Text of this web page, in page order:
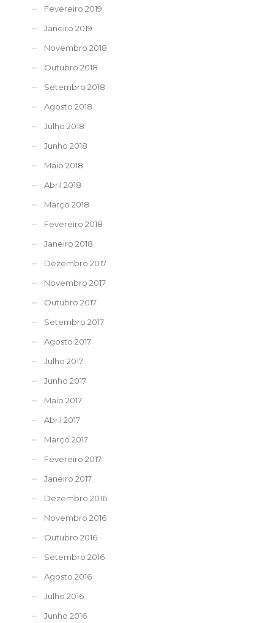
Fevereiro 2019
Janeiro 2019
Novembro 2018
Outubro 2018
Setembro 2018
Agosto 2018
Julho 2018
Junho 2018
Maio 2018
Abril 2018
Março 2018
Fevereiro 2018
Janeiro 2018
Dezembro 2017
Novembro 2017
Outubro 2017
Setembro 2017
Agosto 2017
Julho 2017
Junho 2017
Maio 2017
Abril 2017
Março 2017
Fevereiro 2017
Janeiro 2017
Dezembro 2016
Novembro 2016
Outubro 2016
Setembro 2016
Agosto 2016
Julho 2016
Junho 2016